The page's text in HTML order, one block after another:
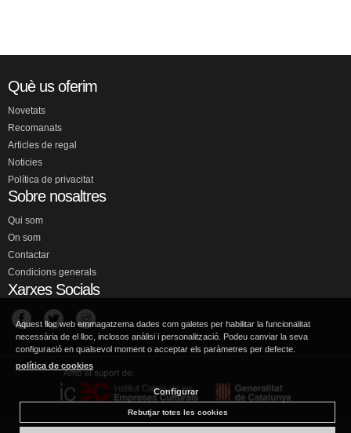
Què us oferim
Novetats
Recomanats
Articles de regal
Noticies
Política de privacitat
Sobre nosaltres
Qui som
On som
Contactar
Condicions generals
Xarxes Socials
Aquest lloc web emmagatzema dades com galetes per habilitar la funcionalitat
necessària de el lloc, inclosos anàlisi i personalització. Podeu canviar la seva
configuració en qualsevol moment o acceptar els paràmetres per defecte.
política de cookies
Configurar
Rebutjar totes les cookies